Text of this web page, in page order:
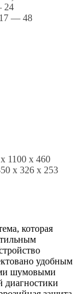
24
— 48
1100 x 460
x 326 x 253
которая
удобным
шумовыми
диагностики